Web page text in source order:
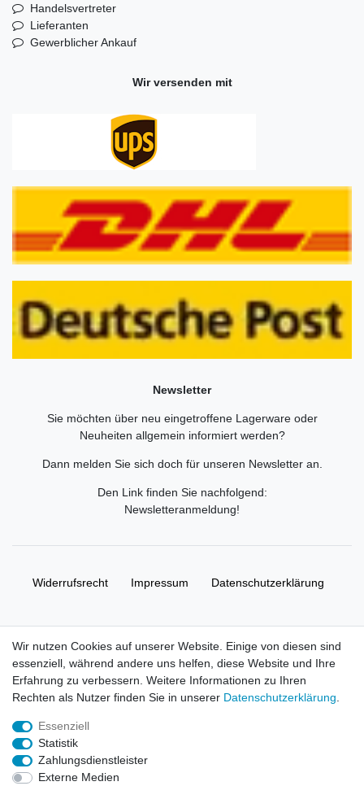
Handelsvertreter
Lieferanten
Gewerblicher Ankauf
Wir versenden mit
Newsletter
Sie möchten über neu eingetroffene Lagerware oder
Neuheiten allgemein informiert werden?
Dann melden Sie sich doch für unseren Newsletter an.
Den Link finden Sie nachfolgend:
Newsletteranmeldung!
Widerrufs­recht Impressum Daten­schutz­erklärung
© Copyright 2026 | Alle Rechte vorbehalten. HL-
Handelsgesellschaft mbH.
Alle Markennamen, Warenzeichen sowie sämtliche Produktbilder
und Beschreibungen sind Eigentum Ihrer rechtmäßigen
Eigentümer und dienen hier nur der Beschreibung.
Wir nutzen Cookies auf unserer Website. Einige von diesen sind
essenziell, während andere uns helfen, diese Website und Ihre
Erfahrung zu verbessern. Weitere Informationen zu Ihren
Rechten als Nutzer finden Sie in unserer Daten­schutz­erklärung
Essenziell
Statistik
Zahlungsdienstleister
Externe Medien